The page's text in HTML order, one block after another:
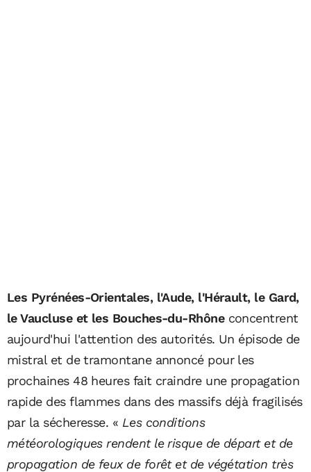
Les Pyrénées-Orientales, l'Aude, l'Hérault, le Gard,
le Vaucluse et les Bouches-du-Rhôneconcentrent
aujourd'hui l'attention des autorités. Un épisode de
mistral et de tramontane annoncé pour les
prochaines 48 heures fait craindre une propagation
rapide des flammes dans des massifs déjà fragilisés
par la sécheresse. « Les conditions
météorologiques rendent le risque de départ et de
propagation de feux de forêt et de végétation très